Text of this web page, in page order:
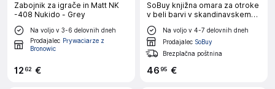
Zabojnik za igrače in Matt NK
-408 Nukido - Grey
Na voljo v 3-6 delovnih dneh
Prodajalec Prywaciarze z
Bronowic
1262 €
SoBuy knjižna omara za otroke
v beli barvi v skandinavskem
slogu
Na voljo v 4-7 delovnih dneh
Prodajalec SoBuy
Brezplačna poštnina
4695 €